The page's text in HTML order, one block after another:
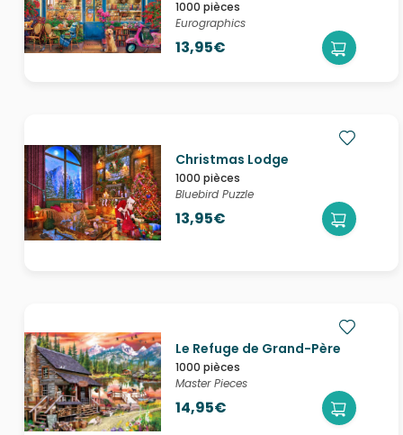
1000 pièces
Eurographics
13,95€
Christmas Lodge
1000 pièces
Bluebird Puzzle
13,95€
Le Refuge de Grand-Père
1000 pièces
Master Pieces
14,95€